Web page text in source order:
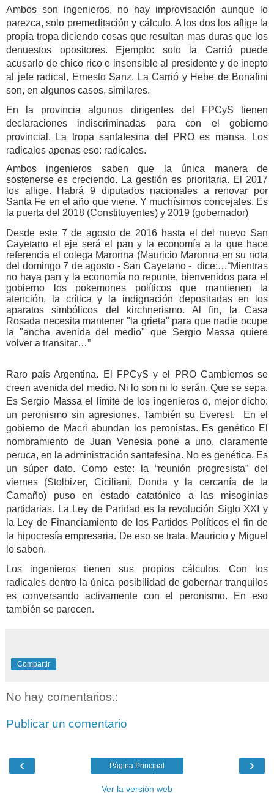
Ambos son ingenieros, no hay improvisación aunque lo
parezca, solo premeditación y cálculo. A los dos los aflige la
propia tropa diciendo cosas que resultan mas duras que los
denuestos opositores. Ejemplo: solo la Carrió puede
acusarlo de chico rico e insensible al presidente y de inepto
al jefe radical, Ernesto Sanz. La Carrió y Hebe de Bonafini
son, en algunos casos, similares.
En la provincia algunos dirigentes del FPCyS tienen
declaraciones indiscriminadas para con el gobierno
provincial. La tropa santafesina del PRO es mansa. Los
radicales apenas eso: radicales.
Ambos ingenieros saben que la única manera de
sostenerse es creciendo. La gestión es prioritaria. El 2017
los aflige. Habrá 9 diputados nacionales a renovar por
Santa Fe en el año que viene. Y muchísimos concejales. Es
la puerta del 2018 (Constituyentes) y 2019 (gobernador)
Desde este 7 de agosto de 2016 hasta el del nuevo San
Cayetano el eje será el pan y la economía a la que hace
referencia el colega Maronna (Mauricio Maronna en su nota
del domingo 7 de agosto - San Cayetano - dice:…“Mientras
no haya pan y la economía no repunte, bienvenidos para el
gobierno los pokemones políticos que mantienen la
atención, la crítica y la indignación depositadas en los
aparatos simbólicos del kirchnerismo. Al fin, la Casa
Rosada necesita mantener "la grieta" para que nadie ocupe
la "ancha avenida del medio" que Sergio Massa quiere
volver a transitar…”
Raro país Argentina. El FPCyS y el PRO Cambiemos se
creen avenida del medio. Ni lo son ni lo serán. Que se sepa.
Es Sergio Massa el límite de los ingenieros o, mejor dicho:
un peronismo sin agresiones. También su Everest. En el
gobierno de Macri abundan los peronistas. Es genético El
nombramiento de Juan Venesia pone a uno, claramente
peruca, en la administración santafesina. No es genética. Es
un súper dato. Como este: la “reunión progresista” del
viernes (Stolbizer, Ciciliani, Donda y la cercanía de la
Camaño) puso en estado catatónico a las misoginias
partidarias. La Ley de Paridad es la revolución Siglo XXI y
la Ley de Financiamiento de los Partidos Políticos el fin de
la hipocresía empresaria. De eso se trata. Mauricio y Miguel
lo saben.
Los ingenieros tienen sus propios cálculos. Con los
radicales dentro la única posibilidad de gobernar tranquilos
es conversando activamente con el peronismo. En eso
también se parecen.
Compartir
No hay comentarios.:
Publicar un comentario
‹ ›
Página Principal
Ver la versión web